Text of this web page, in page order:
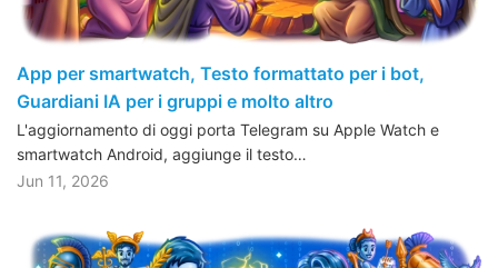
App per smartwatch, Testo formattato per i bot,
Guardiani IA per i gruppi e molto altro
L'aggiornamento di oggi porta Telegram su Apple Watch e
smartwatch Android, aggiunge il testo…
Jun 11, 2026